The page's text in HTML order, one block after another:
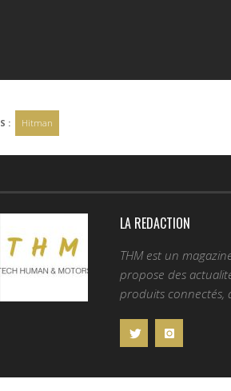
: Hitman
LA REDACTION
THM est un
propose des
produits connectés,